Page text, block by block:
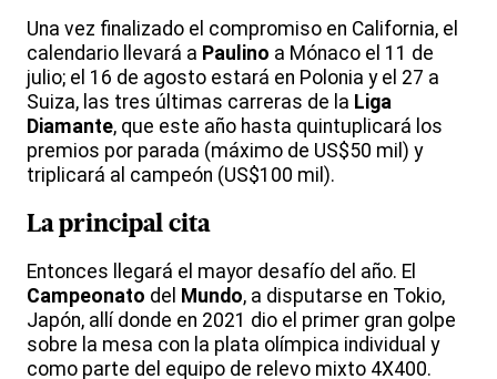
Una vez finalizado el compromiso en California, el
calendario llevará a Paulino a Mónaco el 11 de
julio; el 16 de agosto estará en Polonia y el 27 a
Suiza, las tres últimas carreras de la Liga
Diamante, que este año hasta quintuplicará los
premios por parada (máximo de US$50 mil) y
triplicará al campeón (US$100 mil).
La principal cita
Entonces llegará el mayor desafío del año. El
Campeonato del Mundo, a disputarse en Tokio,
Japón, allí donde en 2021 dio el primer gran golpe
sobre la mesa con la plata olímpica individual y
como parte del equipo de relevo mixto 4X400.